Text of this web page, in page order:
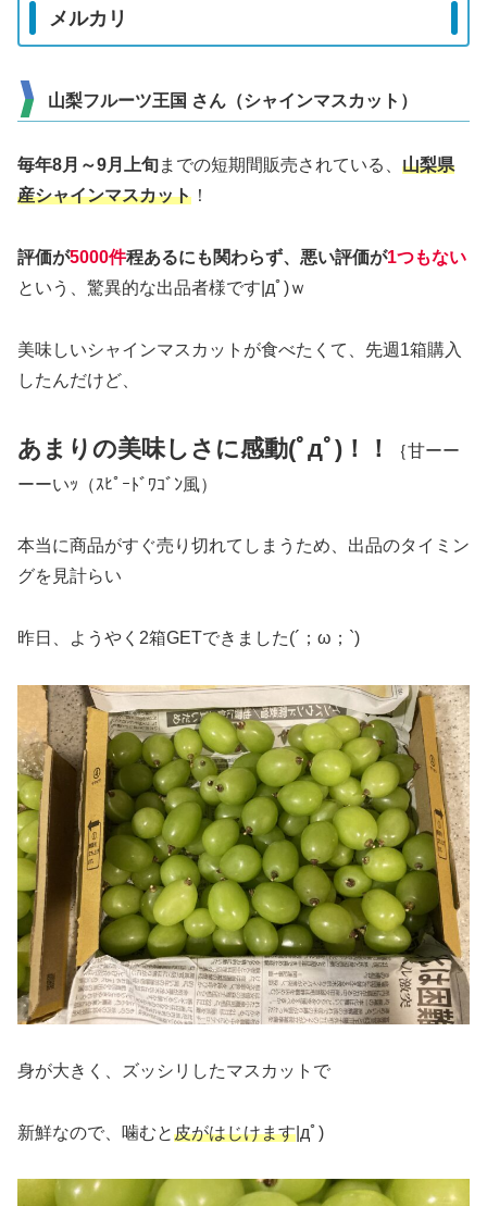
メルカリ
山梨フルーツ王国 さん（シャインマスカット）
毎年8月～9月上旬までの短期間販売されている、 山梨県
産シャインマスカット ！
評価が5000件程あるにも関わらず、悪い評価が1つもない
という、驚異的な出品者様です|дﾟ)ｗ
美味しいシャインマスカットが食べたくて、先週1箱購入
したんだけど、
あまりの美味しさに感動(ﾟдﾟ)！！
｛甘ーー
ーーいｯ（ｽﾋﾟｰﾄﾞﾜｺﾞﾝ風）
本当に商品がすぐ売り切れてしまうため、出品のタイミン
グを見計らい
昨日、ようやく2箱GETできました(´；ω；`)
身が大きく、ズッシリしたマスカットで
新鮮なので、噛むと皮がはじけます |дﾟ)